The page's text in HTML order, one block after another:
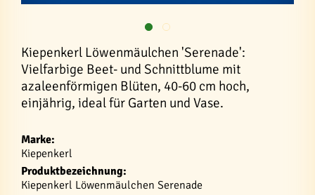
Kiepenkerl Löwenmäulchen 'Serenade':
Vielfarbige Beet- und Schnittblume mit
azaleenförmigen Blüten, 40-60 cm hoch,
einjährig, ideal für Garten und Vase.
Marke:
Kiepenkerl
Produktbezeichnung:
Kiepenkerl Löwenmäulchen Serenade